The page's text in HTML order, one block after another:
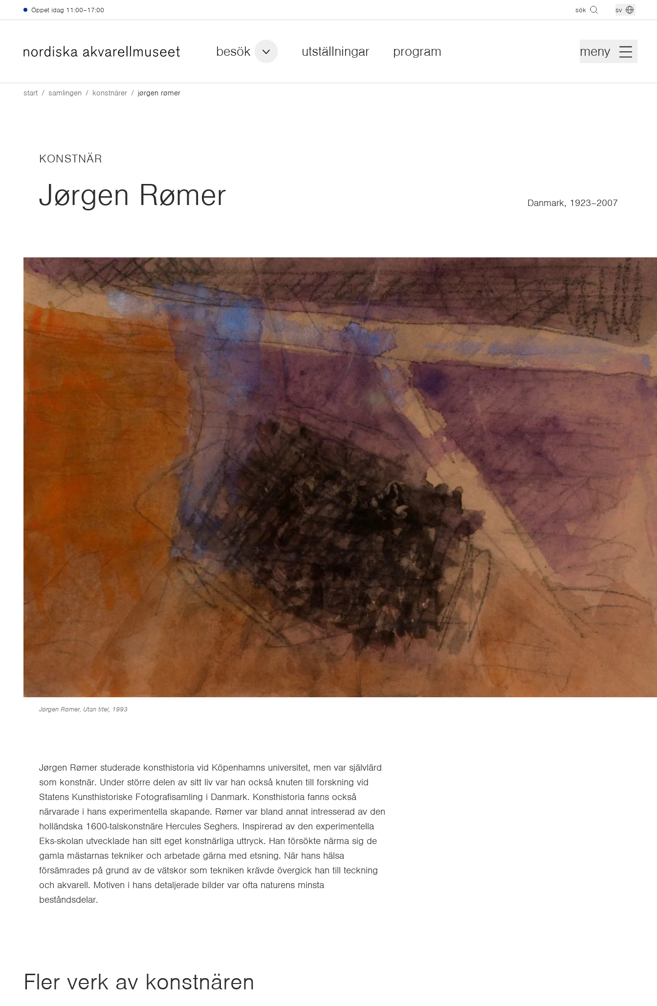
Hoppa till huvudinnehåll
Öppet idag 11:00–17:00 sök sv
besök utställningar program meny
start samlingen konstnärer jørgen rømer
KONSTNÄR
Jørgen Rømer Danmark, 1923–2007
Jørgen Rømer, Utan titel, 1993
Jørgen Rømer studerade konsthistoria vid Köpenhamns universitet, men var självlärd
som konstnär. Under större delen av sitt liv var han också knuten till forskning vid
Statens Kunsthistoriske Fotografisamling i Danmark. Konsthistoria fanns också
närvarade i hans experimentella skapande. Rømer var bland annat intresserad av den
holländska 1600-talskonstnäre Hercules Seghers. Inspirerad av den experimentella
Eks-skolan utvecklade han sitt eget konstnärliga uttryck. Han försökte närma sig de
gamla mästarnas tekniker och arbetade gärna med etsning. När hans hälsa
försämrades på grund av de vätskor som tekniken krävde övergick han till teckning
och akvarell. Motiven i hans detaljerade bilder var ofta naturens minsta
beståndsdelar.
Fler verk av konstnären